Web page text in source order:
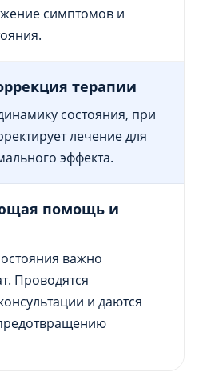
симптомов и
терапии
состояния, при
лечение для
эффекта.
помощь и
важно
Проводятся
и даются